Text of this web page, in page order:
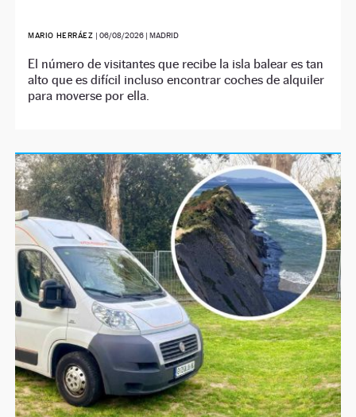
MARIO HERRÁEZ |06/08/2026 | MADRID
El número de visitantes que recibe la isla balear es tan
alto que es difícil incluso encontrar coches de alquiler
para moverse por ella.